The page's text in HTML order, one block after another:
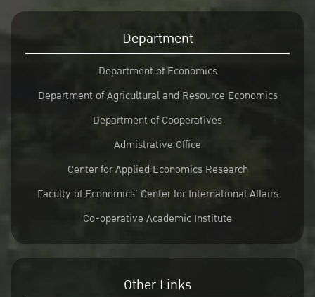
Department
Department of Economics
Department of Agricultural and Resource Economics
Department of Cooperatives
Admistrative Office
Center for Applied Economics Research
Faculty of Economics’ Center for International Affairs
Co-operative Academic Institute
Other Links